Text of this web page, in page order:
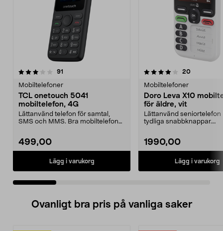
91
Mobiltelefoner
TCL onetouch 5041
mobiltelefon, 4G
Lättanvänd telefon för samtal,
SMS och MMS. Bra mobiltelefon
499,00
Lägg i varukorg
4.0 av 5 stjärnor 20
Mobiltelefoner
Doro Leva X10
för äldre, vit
Lättanvänd seniortelefon
tydliga snabbknappar.
1990,00
Lägg i varukorg
0.0 av 5 stjärnor
Ovanligt bra pris på vanliga saker